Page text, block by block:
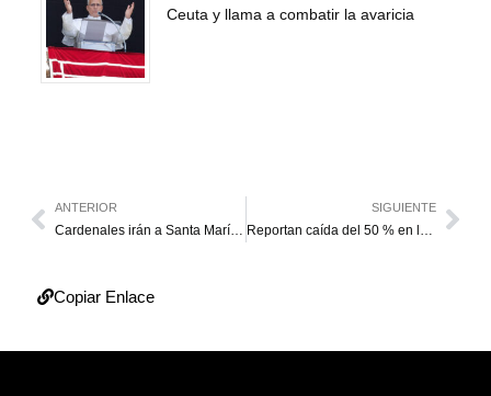
Ceuta y llama a combatir la avaricia
ANTERIOR SIGUIENTE
Copiar Enlace